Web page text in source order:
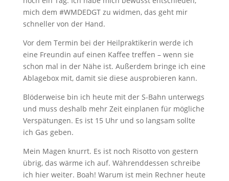
mich dem #WMDEDGT zu widmen, das geht mir
schneller von der Hand.
Vor dem Termin bei der Heilpraktikerin werde ich
eine Freundin auf einen Kaffee treffen – wenn sie
schon mal in der Nähe ist. Außerdem bringe ich eine
Ablagebox mit, damit sie diese ausprobieren kann.
Blöderweise bin ich heute mit der S-Bahn unterwegs
und muss deshalb mehr Zeit einplanen für mögliche
Verspätungen. Es ist 15 Uhr und so langsam sollte
ich Gas geben.
Mein Magen knurrt. Es ist noch Risotto von gestern
übrig, das wärme ich auf. Währenddessen schreibe
ich hier weiter. Boah! Warum ist mein Rechner heute